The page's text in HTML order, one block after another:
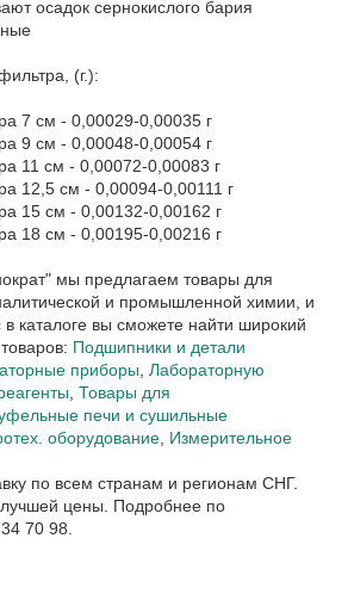
осадок сернокислого бария
(г.):
7 см - 0,00029-0,00035 г
9 см - 0,00048-0,00054 г
11 см - 0,00072-0,00083 г
12,5 см - 0,00094-0,00111 г
15 см - 0,00132-0,00162 г
18 см - 0,00195-0,00216 г
мы предлагаем товары для
и промышленной химии, и
каталоге вы сможете найти широкий
Подшипники и детали
приборы, Лабораторную
, Товары для
печи и сушильные
оборудование, Измерительное
по всем странам и регионам СНГ.
лучшей цены. Подробнее по
70 98.